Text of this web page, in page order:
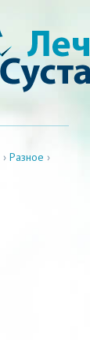
› Разное ›